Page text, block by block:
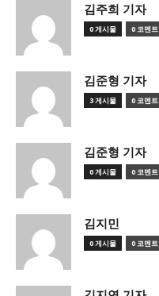
김주희 기자
0 게시물 0 코멘트
김준형 기자
3 게시물 0 코멘트
김준형 기자
0 게시물 0 코멘트
김지민
0 게시물 0 코멘트